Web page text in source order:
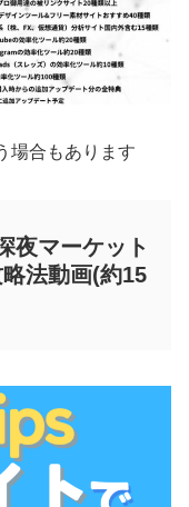
場合もあります
マーケット
法動画(約15